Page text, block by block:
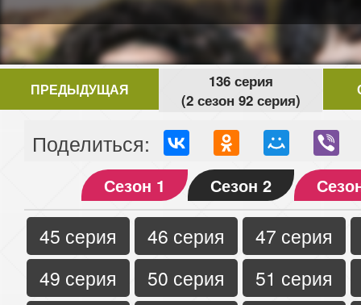
ПРЕДЫДУЩАЯ
136 серия
(2 сезон 92 серия)
Поделиться:
Сезон 1 Сезон 2
45 серия 46 серия
47 серия
49 серия
50 серия
51 серия